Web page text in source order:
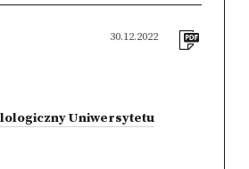
30.12.2022
Uniwersytetu